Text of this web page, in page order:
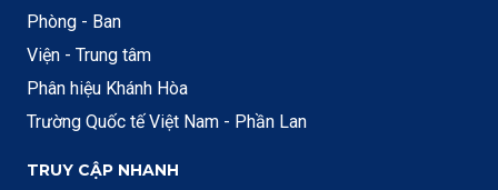
Phòng - Ban
Viện - Trung tâm
Phân hiệu Khánh Hòa
Trường Quốc tế Việt Nam - Phần Lan
TRUY CẬP NHANH